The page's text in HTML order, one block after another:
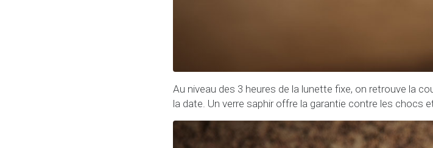
Au niveau des 3 heures de la lunette fixe, on retrouve la
la date. Un verre saphir offre la garantie contre les chocs